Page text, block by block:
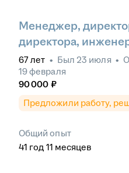
Менеджер,
директора,
67лет • Был 23 июля •
19 февраля
90 000 ₽
Предложили работу,
Общий опыт
41 год 11 месяцев